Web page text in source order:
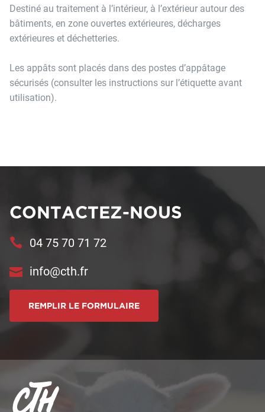
Destiné au traitement à l’intérieur, à l’extérieur autour des
bâtiments, en zone ouvertes extérieures, décharges
extérieures et déchetteries.
Les appâts sont placés dans des postes d’appâtage
sécurisés (consulter les instructions sur l’étiquette avant
utilisation).
CONTACTEZ-NOUS
04 75 70 71 72
info@cth.fr
REMPLIR LE FORMULAIRE